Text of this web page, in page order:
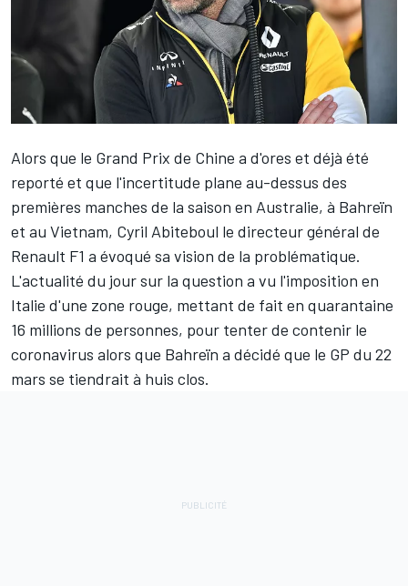
Alors que le Grand Prix de Chine a d'ores et déjà été
reporté et que l'incertitude plane au-dessus des
premières manches de la saison en Australie, à Bahreïn
et au Vietnam, Cyril Abiteboul le directeur général de
Renault F1 a évoqué sa vision de la problématique.
L'actualité du jour sur la question a vu l'imposition en
Italie d'une zone rouge, mettant de fait en quarantaine
16 millions de personnes, pour tenter de contenir le
coronavirus alors que Bahreïn a décidé que le GP du 22
mars se tiendrait à huis clos.